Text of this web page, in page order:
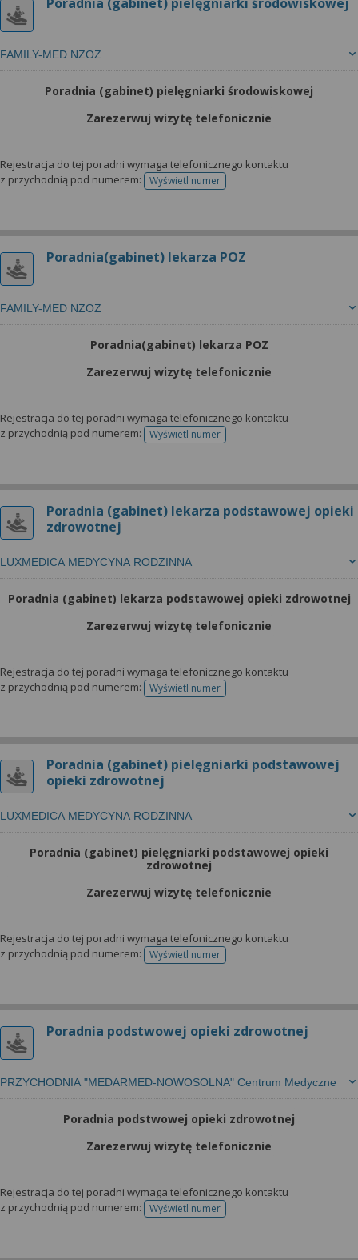
FAMILY-MED NZOZ
Poradnia (gabinet) pielęgniarki środowiskowej
Zarezerwuj wizytę telefonicznie
Rejestracja do tej poradni wymaga telefonicznego kontaktu
z przychodnią pod numerem:
Wyświetl numertelefonu do rejestracji
Poradnia(gabinet) lekarza POZ
FAMILY-MED NZOZ
Poradnia(gabinet) lekarza POZ
Zarezerwuj wizytę telefonicznie
Rejestracja do tej poradni wymaga telefonicznego kontaktu
z przychodnią pod numerem:
Wyświetl numertelefonu do rejestracji
Poradnia (gabinet) lekarza podstawowej opieki
zdrowotnej
LUXMEDICA MEDYCYNA RODZINNA
Poradnia (gabinet) lekarza podstawowej opieki zdrowotnej
Zarezerwuj wizytę telefonicznie
Rejestracja do tej poradni wymaga telefonicznego kontaktu
z przychodnią pod numerem:
Wyświetl numertelefonu do rejestracji
Poradnia (gabinet) pielęgniarki podstawowej
opieki zdrowotnej
LUXMEDICA MEDYCYNA RODZINNA
Poradnia (gabinet) pielęgniarki podstawowej opieki
zdrowotnej
Zarezerwuj wizytę telefonicznie
Rejestracja do tej poradni wymaga telefonicznego kontaktu
z przychodnią pod numerem:
Wyświetl numertelefonu do rejestracji
Poradnia podstwowej opieki zdrowotnej
PRZYCHODNIA "MEDARMED-NOWOSOLNA" Centrum Medyczne
Poradnia podstwowej opieki zdrowotnej
Zarezerwuj wizytę telefonicznie
Rejestracja do tej poradni wymaga telefonicznego kontaktu
z przychodnią pod numerem:
Wyświetl numertelefonu do rejestracji